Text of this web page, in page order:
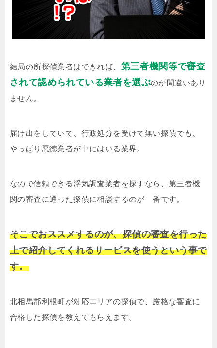
結局の所探偵業者はできれば、 第三者機関等で審査
されて認められている業者を選ぶのが間違いあり
ません。
届け出をしていて、行政処分を受けて無い探偵でも、
やっぱり悪徳業者が中にはいる業界。
なので信頼できる浮気調査業者を探すなら、第三者機
関の審査に通った探偵に相談するのが一番です。
そこでおススメするのが、探偵の審査を行った
上で紹介してくれるサービスを使うという事で
す。
北相馬郡利根町が対応エリアの探偵で、厳格な審査に
合格した探偵を教えてもらえます。